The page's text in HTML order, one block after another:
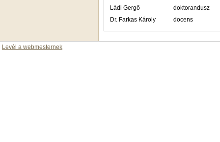
Ládi Gergő
doktorandusz
Dr. Farkas Károly
docens
Levél a webmesternek